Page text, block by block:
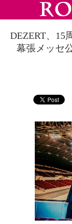
DEZERT、15
幕張メッセ